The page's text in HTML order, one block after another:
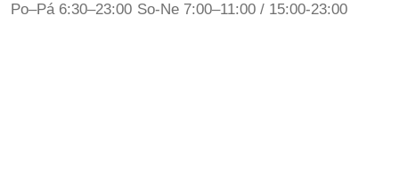
Po–Pá 6:30–23:00 So-Ne 7:00–11:00 / 15:00-23:00